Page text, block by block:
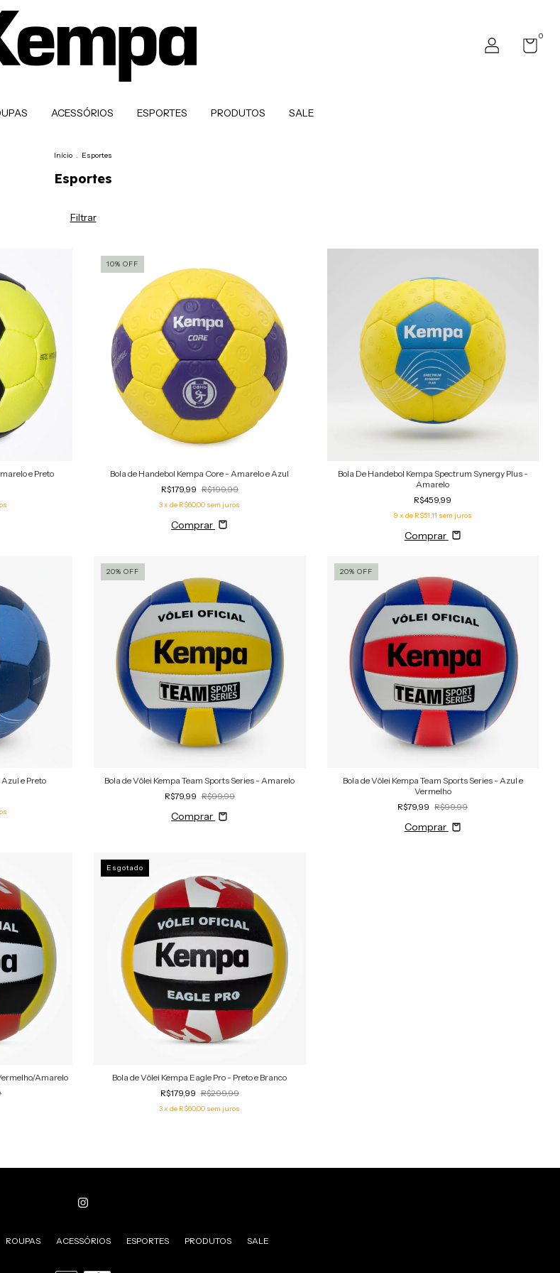
0
ACESSÓRIOS ESPORTES PRODUTOS SALE
Início . Esportes
Esportes
Filtrar
e Preto
10% OFF
Bola de Handebol Kempa Core - Amarelo e Azul
R$179,99 R$199,99
3x de R$60,00 sem juros
Comprar
Bola De Handebol Kempa Spectrum Synergy Plus -
Amarelo
R$459,99
9 x de R$51,11 sem juros
Comprar
e Preto
20% OFF
Bola de Vôlei Kempa Team Sports Series - Amarelo
R$79,99 R$99,99
Comprar
20% OFF
Bola de Vôlei Kempa Team Sports Series - Azul e
Vermelho
R$79,99 R$99,99
Comprar
Amarelo
Esgotado
Bola de Vôlei Kempa Eagle Pro - Preto e Branco
R$179,99 R$299,99
3x de R$60,00 sem juros
ROUPAS ACESSÓRIOS ESPORTES PRODUTOS SALE